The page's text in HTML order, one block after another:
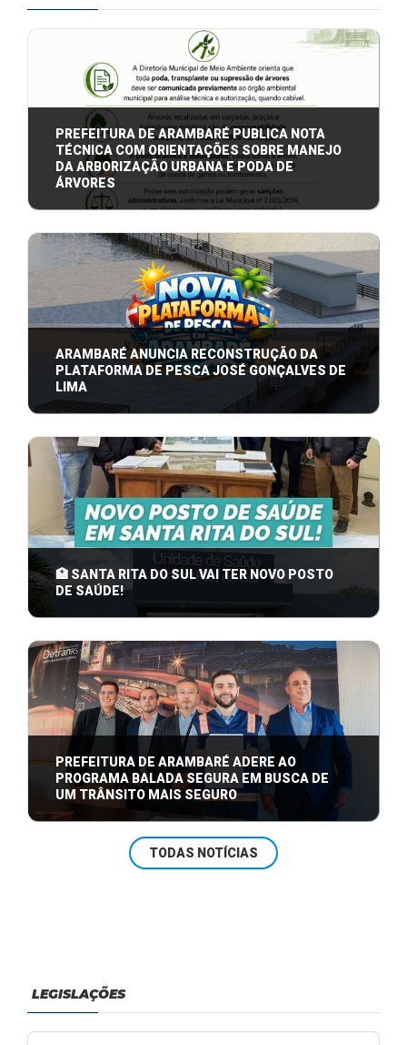
PREFEITURA DE ARAMBARÉ PUBLICA NOTA
TÉCNICA COM ORIENTAÇÕES SOBRE MANEJO
DA ARBORIZAÇÃO URBANA E PODA DE
ÁRVORES
A Prefeitura Municipal de Arambaré, por meio da
Diretoria Municipal de Meio Ambiente, ...
ARAMBARÉ ANUNCIA RECONSTRUÇÃO DA
PLATAFORMA DE PESCA JOSÉ GONÇALVES DE
LIMA
A Prefeitura de Arambaré anuncia a reconstrução da
Plataforma de Pesca José Gonçalves ...
🏥 SANTA RITA DO SUL VAI TER NOVO POSTO
DE SAÚDE!
Na última sexta-feira, 25 de julho, o Prefeito Iago
Kielermann, junto ao Vice-Prefeito ...
PREFEITURA DE ARAMBARÉ ADERE AO
PROGRAMA BALADA SEGURA EM BUSCA DE
UM TRÂNSITO MAIS SEGURO
Lançamento do novo edital do programa Balada
Segura marca a adesão de Arambaré à inici ...
TODAS NOTÍCIAS
LEGISLAÇÕES